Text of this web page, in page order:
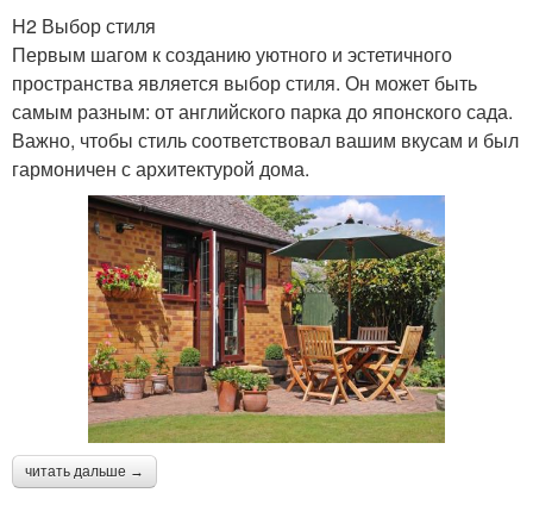
H2 Выбор стиля
Первым шагом к созданию уютного и эстетичного
пространства является выбор стиля. Он может быть
самым разным: от английского парка до японского сада.
Важно, чтобы стиль соответствовал вашим вкусам и был
гармоничен с архитектурой дома.
читать дальше →